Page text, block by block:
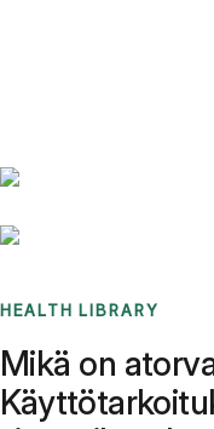
HEALTH LIBRARY
Mikä on